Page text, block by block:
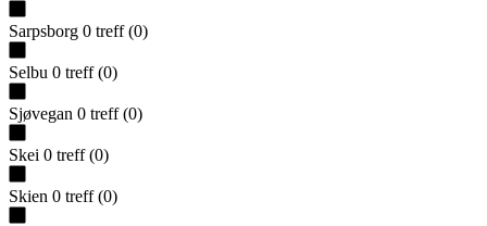
Sarpsborg 0 treff (0)
Selbu 0 treff (0)
Sjøvegan 0 treff (0)
Skei 0 treff (0)
Skien 0 treff (0)